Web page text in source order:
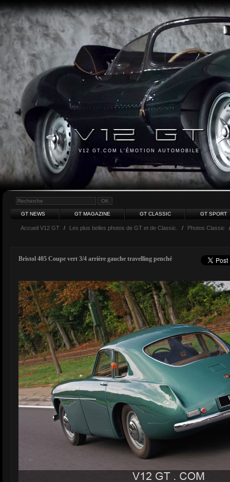
V12 GT.COM L'ÉMOTION AUTOMOBILE
GT NEWS GT MAGAZINE GT CLASSIC GT SPORT
Accueil V12 GT / Les plus belles photos de GT et de Classic. / Photos Classic
Bristol 405 Coupe vert 3/4 arrière gauche travelling penché